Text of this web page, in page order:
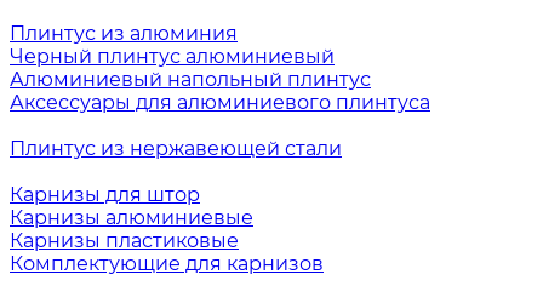
Плинтус из алюминия
Черный плинтус алюминиевый
Алюминиевый напольный плинтус
Аксессуары для алюминиевого плинтуса
Плинтус из нержавеющей стали
Карнизы для штор
Карнизы алюминиевые
Карнизы пластиковые
Комплектующие для карнизов